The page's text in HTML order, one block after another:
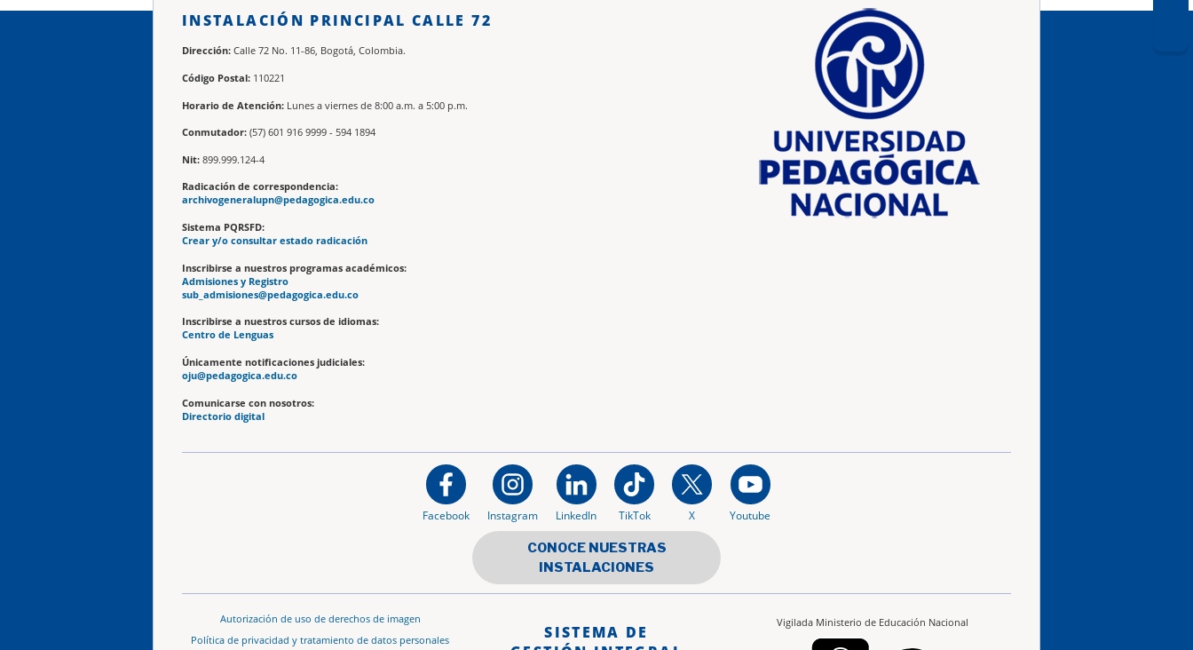
INSTALACIÓN PRINCIPAL CALLE 72
Dirección: Calle 72 No. 11-86, Bogotá, Colombia.
Código Postal: 110221
Horario de Atención: Lunes a viernes de 8:00 a.m. a 5:00 p.m.
Conmutador: (57) 601 916 9999 - 594 1894
Nit: 899.999.124-4
Radicación de correspondencia:
archivogeneralupn@pedagogica.edu.co
Sistema PQRSFD:
Crear y/o consultar estado radicación
Inscribirse a nuestros programas académicos:
Admisiones y Registro
sub_admisiones@pedagogica.edu.co
Inscribirse a nuestros cursos de idiomas:
Centro de Lenguas
Únicamente notificaciones judiciales:
oju@pedagogica.edu.co
Comunicarse con nosotros:
Directorio digital
Facebook Instagram LinkedIn TikTok X Youtube
CONOCE NUESTRAS
INSTALACIONES
Autorización de uso de derechos de imagen
Política de privacidad y tratamiento de datos personales
SISTEMA DE
Vigilada Ministerio de Educación Nacional